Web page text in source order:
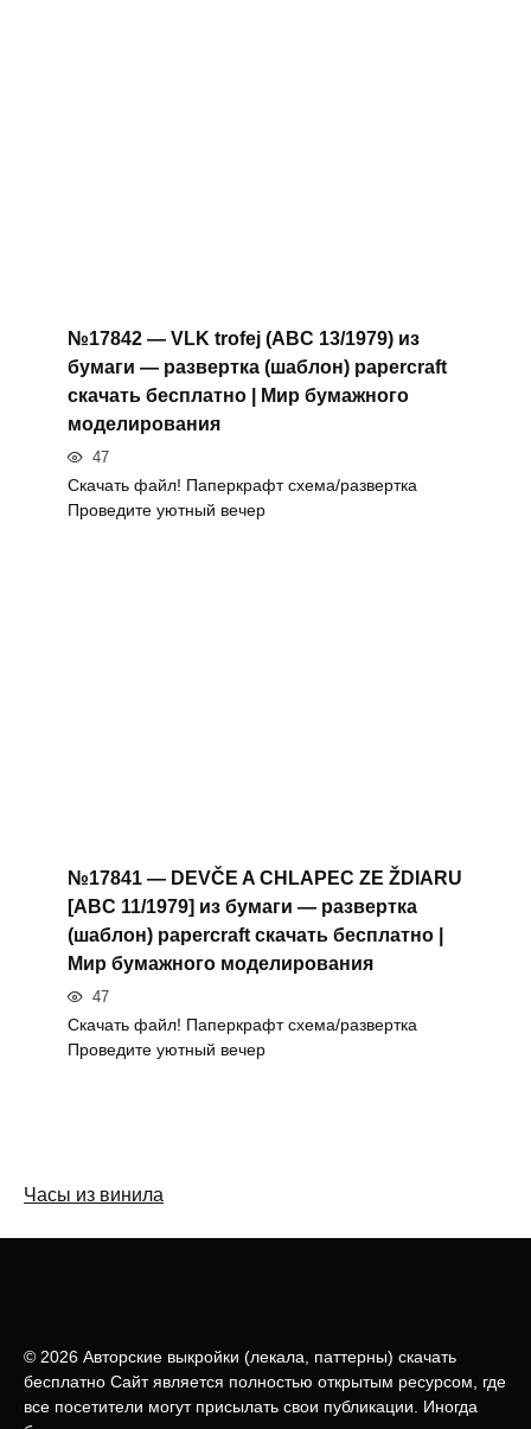
№17842 — VLK trofej (ABC 13/1979) из
бумаги — развертка (шаблон) papercraft
скачать бесплатно | Мир бумажного
моделирования
47
Скачать файл! Паперкрафт схема/развертка
Проведите уютный вечер
№17841 — DEVČE A CHLAPEC ZE ŽDIARU
[ABC 11/1979] из бумаги — развертка
(шаблон) papercraft скачать бесплатно |
Мир бумажного моделирования
47
Скачать файл! Паперкрафт схема/развертка
Проведите уютный вечер
Часы из винила
© 2026 Авторские выкройки (лeкала, паттерны) скачать
бесплатно Сайт является полностью открытым ресурсом, где
все посетители могут присылать свои публикации. Иногда